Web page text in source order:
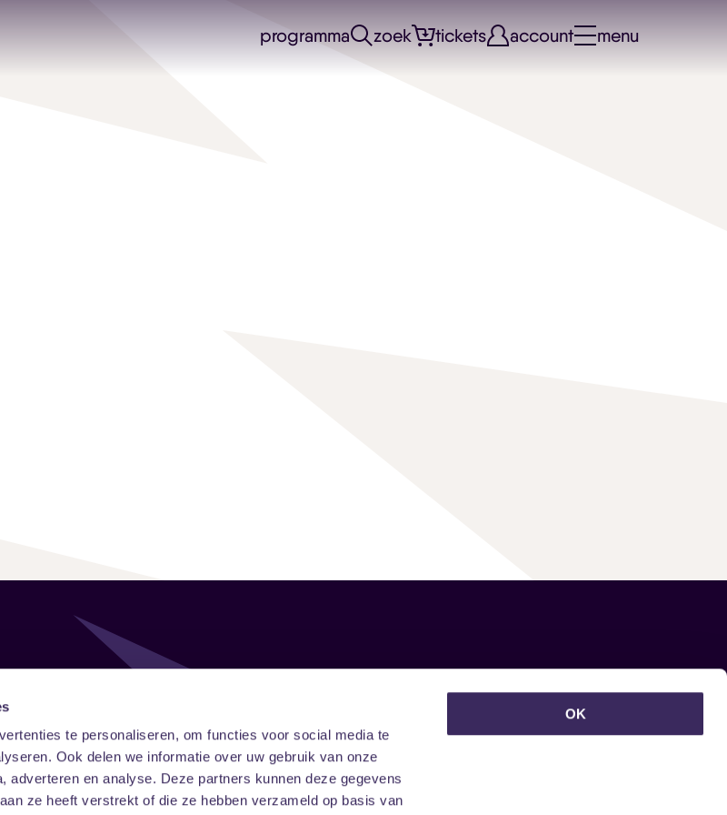
te personaliseren, om functies voor social media te
Ook delen we informatie over uw gebruik van onze
adverteren en analyse. Deze partners kunnen deze gegevens
ze heeft verstrekt of die ze hebben verzameld op basis van
OK
programma zoek tickets account menu
InstagramLinkedIn
Onze nieuwsbrief ontvangen?